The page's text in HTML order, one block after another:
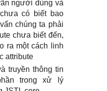
người dùng và
có biết bao
chúng ta phải
chưa biết đến,
ra một cách linh
attribute
truyền thông tin
trong xử lý